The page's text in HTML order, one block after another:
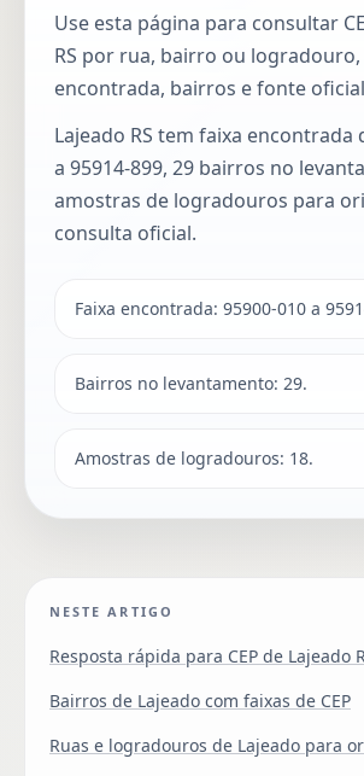
Use esta página para consultar
RS por rua, bairro ou
encontrada, bairros e fonte
Lajeado RS tem faixa encontrada
a 95914-899, 29 bairros no
amostras de logradouros para
consulta oficial.
Faixa encontrada: 95900-010 a
Bairros no levantamento: 29.
Amostras de logradouros: 18.
NESTE ARTIGO
Resposta rápida para CEP de Lajeado
Bairros de Lajeado com faixas de CEP
Ruas e logradouros de Lajeado para